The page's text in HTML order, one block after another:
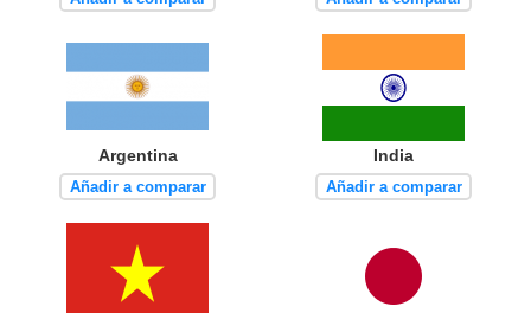
Argentina
Añadir a comparar
India
Añadir a comparar